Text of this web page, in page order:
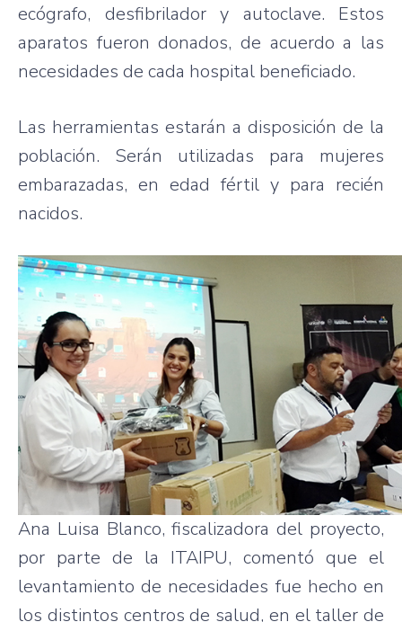
ecógrafo, desfibrilador y autoclave. Estos
aparatos fueron donados, de acuerdo a las
necesidades de cada hospital beneficiado.
Las herramientas estarán a disposición de la
población. Serán utilizadas para mujeres
embarazadas, en edad fértil y para recién
nacidos.
Ana Luisa Blanco, fiscalizadora del proyecto,
por parte de la ITAIPU, comentó que el
levantamiento de necesidades fue hecho en
los distintos centros de salud, en el taller de